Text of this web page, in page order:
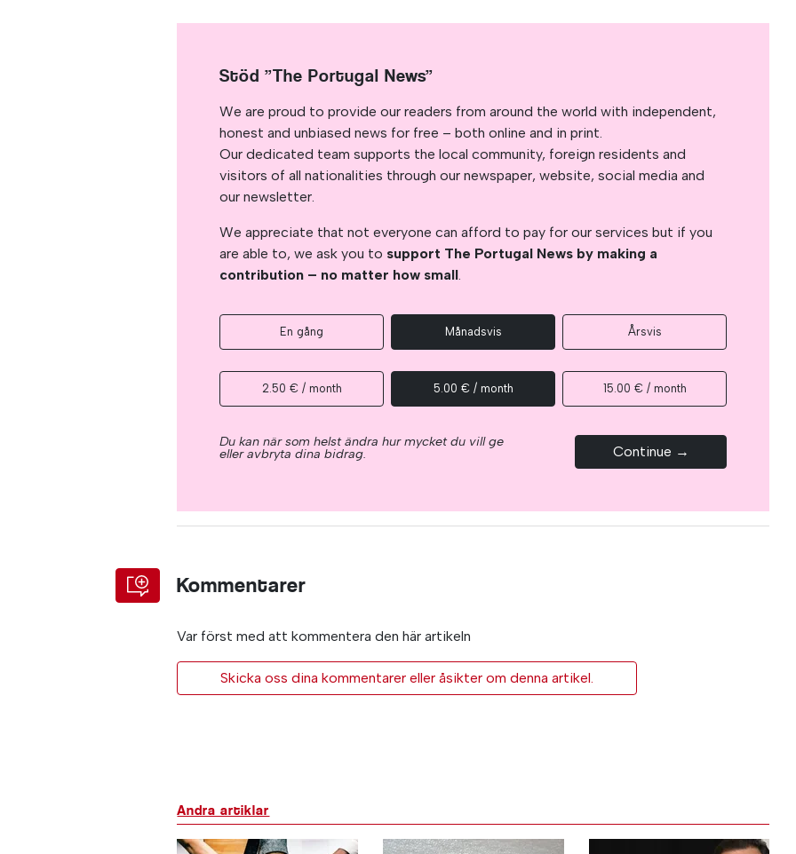
Stöd ”The Portugal News”
We are proud to provide our readers from around the world with independent,
honest and unbiased news for free – both online and in print.
Our dedicated team supports the local community, foreign residents and
visitors of all nationalities through our newspaper, website, social media and
our newsletter.
We appreciate that not everyone can afford to pay for our services but if you
are able to, we ask you to support The Portugal News by making a
contribution – no matter how small.
En gång Månadsvis Årsvis
2.50 € / month 5.00 € / month 15.00 € / month
Du kan när som helst ändra hur mycket du vill ge
eller avbryta dina bidrag. Continue →
Kommentarer
Var först med att kommentera den här artikeln
Skicka oss dina kommentarer eller åsikter om denna artikel.
Andra artiklar